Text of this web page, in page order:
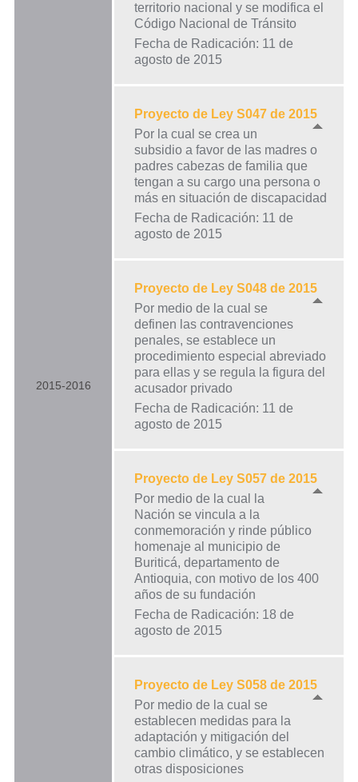
2015-2016
territorio nacional y se modifica el
Código Nacional de Tránsito
Fecha de Radicación: 11 de
agosto de 2015
Proyecto de Ley S047 de 2015
Por la cual se crea un
subsidio a favor de las madres o
padres cabezas de familia que
tengan a su cargo una persona o
más en situación de discapacidad
Fecha de Radicación: 11 de
agosto de 2015
Proyecto de Ley S048 de 2015
Por medio de la cual se
definen las contravenciones
penales, se establece un
procedimiento especial abreviado
para ellas y se regula la figura del
acusador privado
Fecha de Radicación: 11 de
agosto de 2015
Proyecto de Ley S057 de 2015
Por medio de la cual la
Nación se vincula a la
conmemoración y rinde público
homenaje al municipio de
Buriticá, departamento de
Antioquia, con motivo de los 400
años de su fundación
Fecha de Radicación: 18 de
agosto de 2015
Proyecto de Ley S058 de 2015
Por medio de la cual se
establecen medidas para la
adaptación y mitigación del
cambio climático, y se establecen
otras disposiciones